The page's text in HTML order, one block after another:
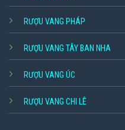
RƯỢU VANG PHÁP
RƯỢU VANG TÂY BAN NHA
RƯỢU VANG ÚC
RƯỢU VANG CHI LÊ